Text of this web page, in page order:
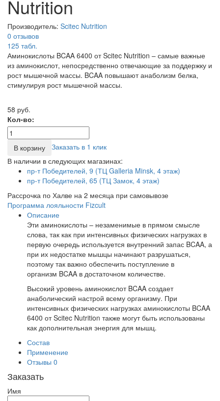
Nutrition
Производитель: Scitec Nutrition
0 отзывов
125 табл.
Аминокислоты BCAA 6400 от Scitec Nutrition – самые важные
из аминокислот, непосредственно отвечающие за поддержку и
рост мышечной массы. BCAA повышают анаболизм белка,
стимулируя рост мышечной массы.
58 руб.
Кол-во:
В корзину
Заказать в 1 клик
В наличии в следующих магазинах:
пр-т Победителей, 9 (ТЦ Galleria Minsk, 4 этаж)
пр-т Победителей, 65 (ТЦ Замок, 4 этаж)
Рассрочка по Халве на 2 месяца при самовывозе
Программа лояльности Fizcult
Описание
Эти аминокислоты – незаменимые в прямом смысле
слова, так как при интенсивных физических нагрузках в
первую очередь используется внутренний запас BCAA, а
при их недостатке мышцы начинают разрушаться,
поэтому так важно обеспечить поступление в
организм BCAA в достаточном количестве.
Высокий уровень аминокислот BCAA создает
анаболический настрой всему организму. При
интенсивных физических нагрузках аминокислоты BCAA
6400 от Scitec Nutrition также могут быть использованы
как дополнительная энергия для мышц.
Состав
Применение
Отзывы 0
Заказать
Имя